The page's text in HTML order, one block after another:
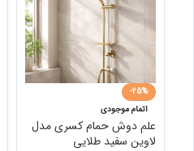
-25%
اتمام موجودی
علم دوش حمام کسری مدل
لاوین سفید طلایی